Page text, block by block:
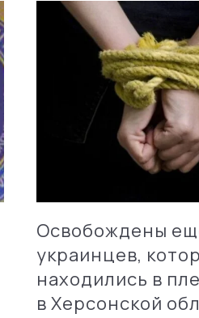
Освобождены
украинцев,
находились в
в Херсонской